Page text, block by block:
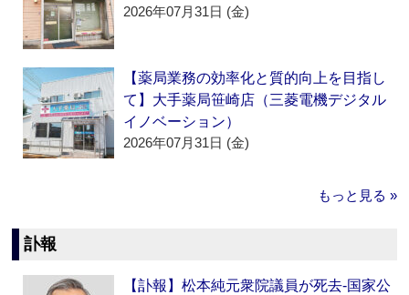
2026年07月31日 (金)
【薬局業務の効率化と質的向上を目指し
て】大手薬局笹崎店（三菱電機デジタル
イノベーション）
2026年07月31日 (金)
もっと見る »
訃報
【訃報】松本純元衆院議員が死去‐国家公